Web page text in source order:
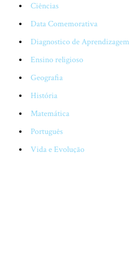
Ciências
Data Comemorativa
Diagnostico de Aprendizagem
Ensino religioso
Geografia
História
Matemática
Português
Vida e Evolução